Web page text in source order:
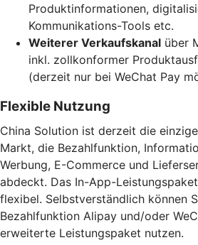
Produktinformationen,
Kommunikations-Tools etc.
Weiterer Verkaufskanal über
inkl. zollkonformer
(derzeit nur bei WeChat Pay
Flexible Nutzung
China Solution ist derzeit die
Markt, die Bezahlfunktion,
Werbung, E-Commerce und
abdeckt. Das In-App-
flexibel. Selbstverständlich können
Bezahlfunktion Alipay und/oder
erweiterte Leistungspaket nutzen.